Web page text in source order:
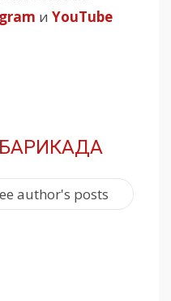
и YouTube
БАРИКАДА
author's posts